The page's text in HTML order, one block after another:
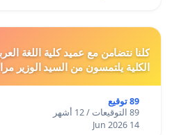
كلنا نتضامن مع عميد كلية اللغة
الكلية يلتمسون من السيد الوزير
89 توقيع
89 التوقيعات / 12 أشهر
14 Jun 2026